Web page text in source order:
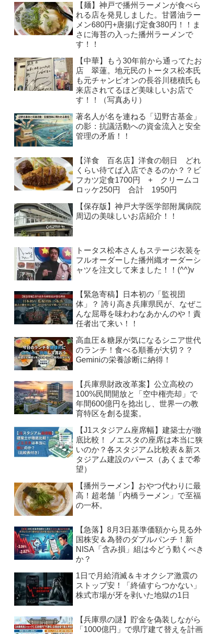
【麺】神戸で播州ラーメンが食べら
れる店を発見しました。甘醤油ラー
メン680円+唐揚げ定食380円！！ま
さに海苔の入った播州ラーメンで
す！！
【中華】もう30年前から通ってたお
店 翠蓮。地元民のトータス松本氏
も元チャンピオンの長谷川穂積氏も
来店されてるほど美味しいお店で
す！！（写真あり）
著名人が名を連ねる「辺野古基金」
の影：抗議活動への資金流入と安全
管理の矛盾！！
【洋食 百名店】洋食の朝日 どれ
くらい待てば入店できるのか？？ビ
フカツ定食1700円 + クリームコ
ロッケ250円 合計 1950円
【保存版】神戸大学医学部附属病院
周辺の美味しいお店紹介！！
トータス松本さんもステージ衣装を
フルオーダーした播州織オーダーシ
ャツを注文して来ました！！(^^)v
【緊急寄稿】日本初の「監視団
体」？ 誇り高き兵庫県民が、なぜこ
んな屈辱を味わわなあかんのや！責
任者出て来い！！
高血圧＆糖尿が気になるシニア世代
のランチ！食べる順番が大切？？
Geminiの栄養診断に納得！
【兵庫県財政改革案】公立高校の
100%民間開放と「空中権売却」で
年間600億円を捻出し、世界一の教
育特区を創る提案。
【J1スタジアム座席幅】建築士が徹
底比較！ ノエスタの座席は本当に狭
いのか？各スタジアム比較表＆新ス
タジアム建設のパース（あくまで希
望）
【播州ラーメン】おやつ代わりに最
高！超老舗「内橋ラーメン」で至福
の一杯。
【急落】8月3日基準価額から見る外
国株安＆為替のダブルパンチ！新
NISA「含み損」組は今どう動くべき
か？
1日で月給消滅＆キオクシア激震の
ストップ安！「終値すらつかない」
株式市場が牙を剥いた地獄の1日
【兵庫県の謎】貯金を偽装しながら
「1000億円」で県庁建て替えを計画